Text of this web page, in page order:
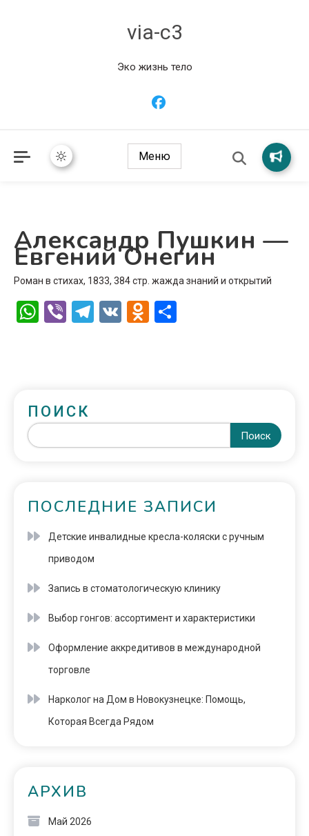
via-c3
Эко жизнь тело
Меню
Александр Пушкин —
Евгений Онегин
Роман в стихах, 1833, 384 стр. жажда знаний и открытий
WhatsApp
ViberTelegram
VK Odnoklassniki
ПОИСК
Поиск
ПОСЛЕДНИЕ ЗАПИСИ
Детские инвалидные кресла-коляски с ручным
приводом
Запись в стоматологическую клинику
Выбор гонгов: ассортимент и характеристики
Оформление аккредитивов в международной
торговле
Нарколог на Дом в Новокузнецке: Помощь,
Которая Всегда Рядом
АРХИВ
Май 2026